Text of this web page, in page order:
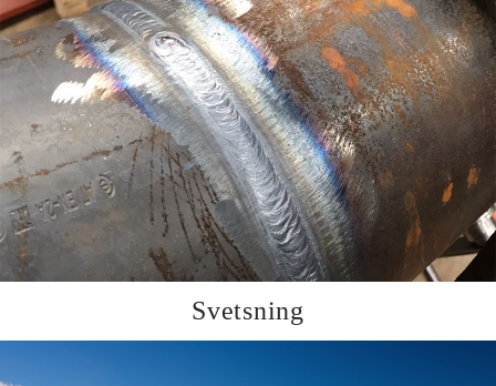
Svetsning